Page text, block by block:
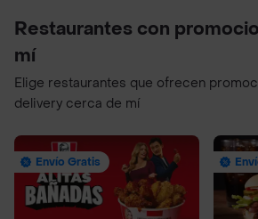
Restaurantes con
mí
Elige restaurantes que ofrecen
delivery cerca de mí
Envío Gratis